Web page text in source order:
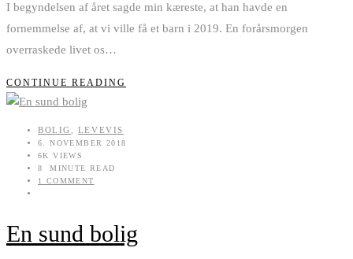
I begyndelsen af året sagde min kæreste, at han havde en
fornemmelse af, at vi ville få et barn i 2019. En forårsmorgen
overraskede livet os…
CONTINUE READING
BOLIG, LEVEVIS
6. NOVEMBER 2018
6K VIEWS
8 MINUTE READ
1 COMMENT
En sund bolig